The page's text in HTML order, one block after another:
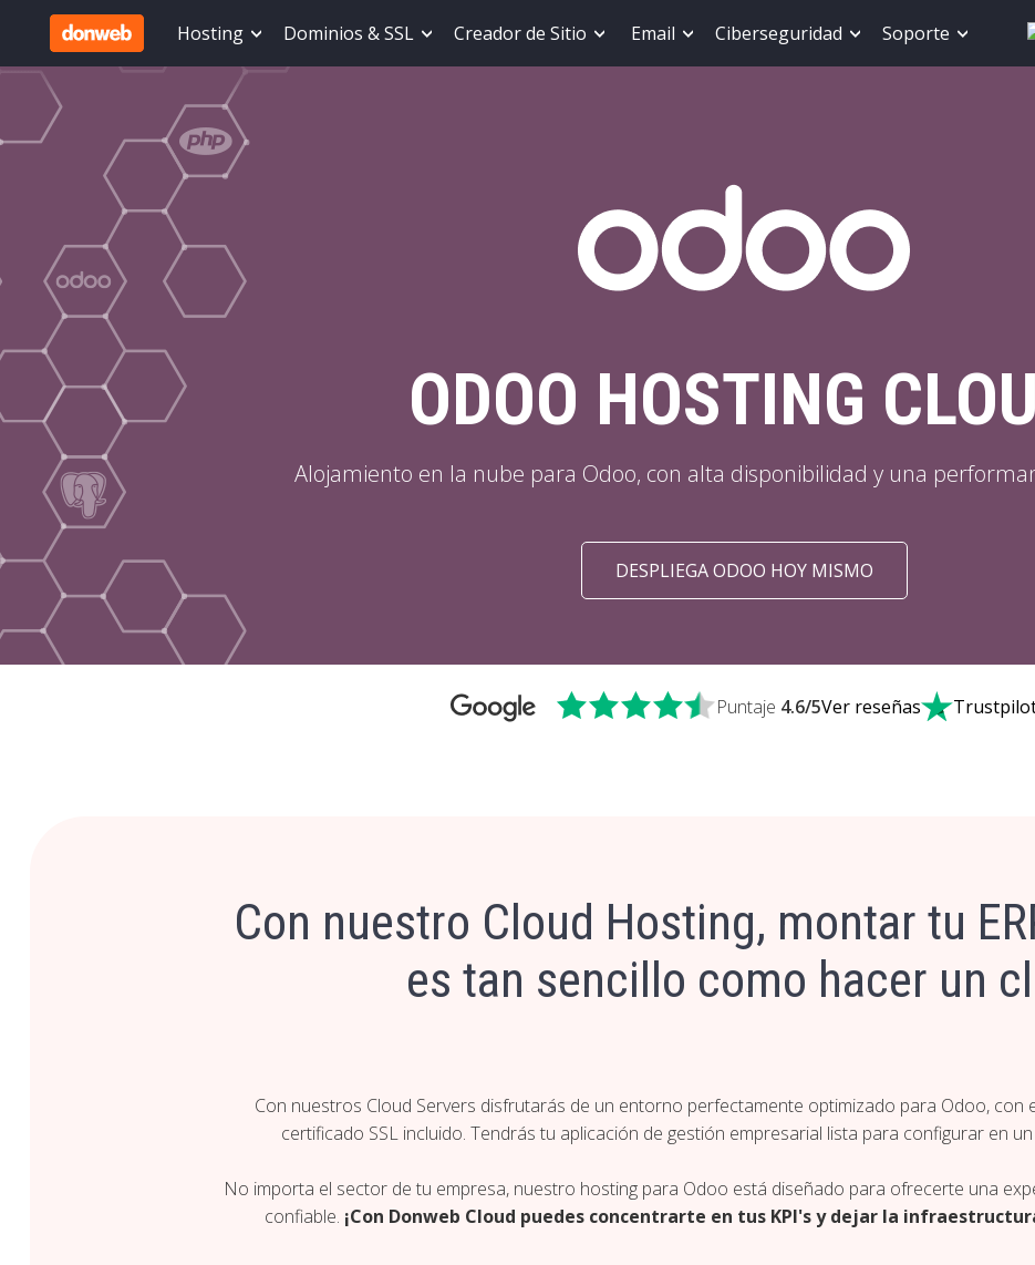
Hosting Dominios & SSL Creador de Sitio Email Ciberseguridad Soporte
ODOO HOSTING
Alojamiento en la nube para Odoo, con alta disponibilidad y una
DESPLIEGA ODOO HOY MISMO
Puntaje 4.6/5Ver reseñas
Con nuestro Cloud Hosting, montar tu
es tan sencillo como hacer un
Con nuestros Cloud Servers disfrutarás de un entorno perfectamente optimizado para Odoo, con
certificado SSL incluido. Tendrás tu aplicación de gestión empresarial lista para configurar en
No importa el sector de tu empresa, nuestro hosting para Odoo está diseñado para ofrecerte una
confiable. ¡Con Donweb Cloud puedes concentrarte en tus KPI's y dejar la